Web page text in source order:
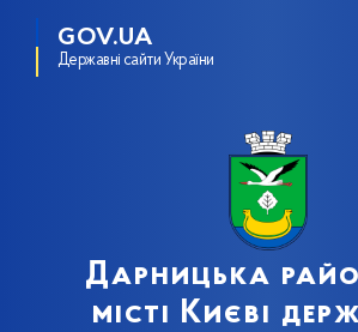
GOV.UA
Державні сайти України
Дарницька
місті Києві